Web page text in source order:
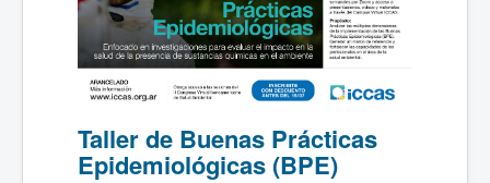
Taller de Buenas Prácticas
Epidemiológicas (BPE)